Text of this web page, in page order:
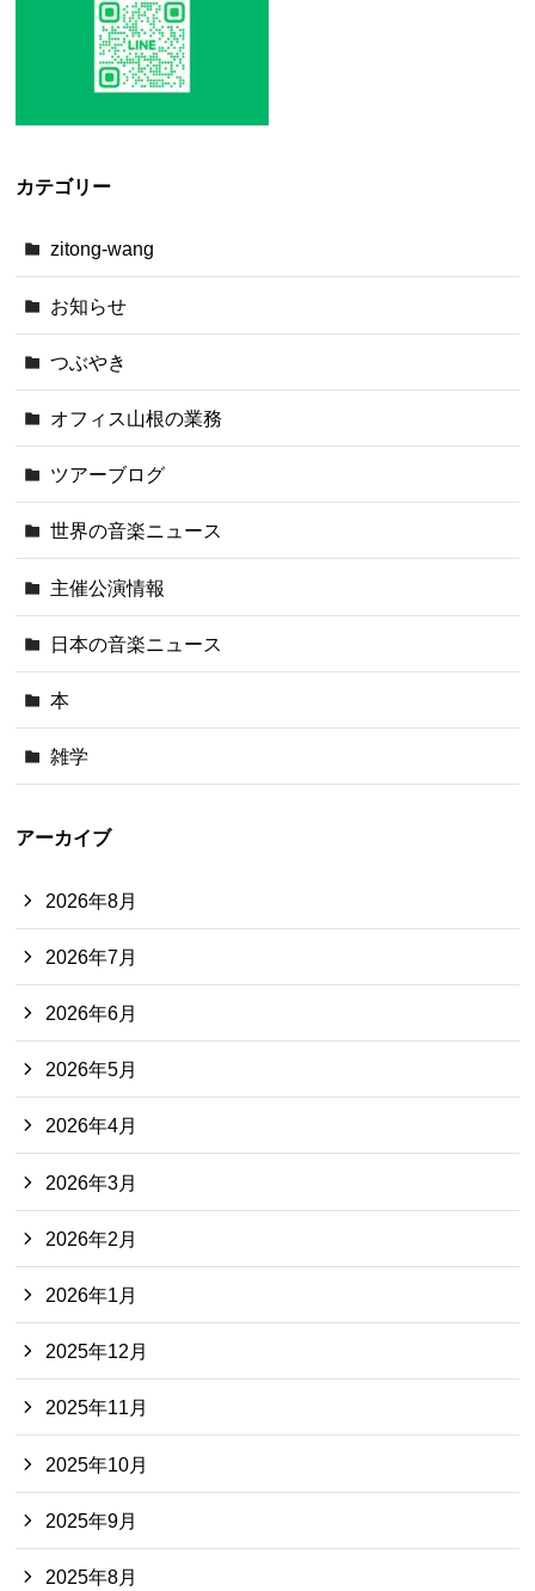
カテゴリー
zitong-wang
お知らせ
つぶやき
オフィス山根の業務
ツアーブログ
世界の音楽ニュース
主催公演情報
日本の音楽ニュース
本
雑学
アーカイブ
2026年8月
2026年7月
2026年6月
2026年5月
2026年4月
2026年3月
2026年2月
2026年1月
2025年12月
2025年11月
2025年10月
2025年9月
2025年8月